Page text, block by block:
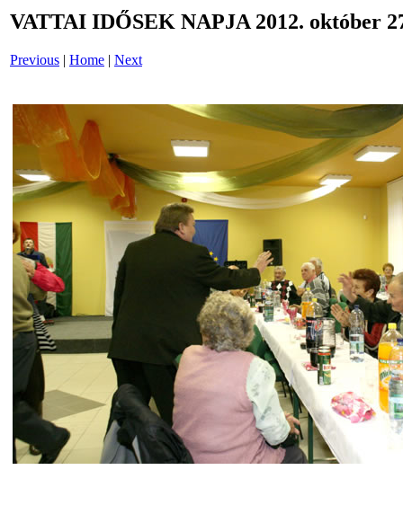
VATTAI IDŐSEK NAPJA 2012. október
Previous | Home | Next